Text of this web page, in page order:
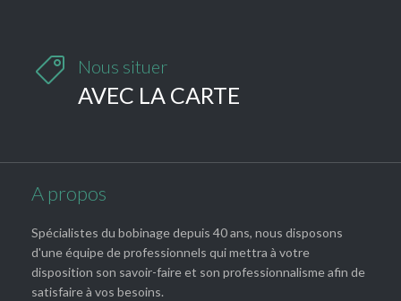
 Nous situer
AVEC LA CARTE
A propos
Spécialistes du bobinage depuis 40 ans, nous disposons
d'une équipe de professionnels qui mettra à votre
disposition son savoir-faire et son professionnalisme afin de
satisfaire à vos besoins.